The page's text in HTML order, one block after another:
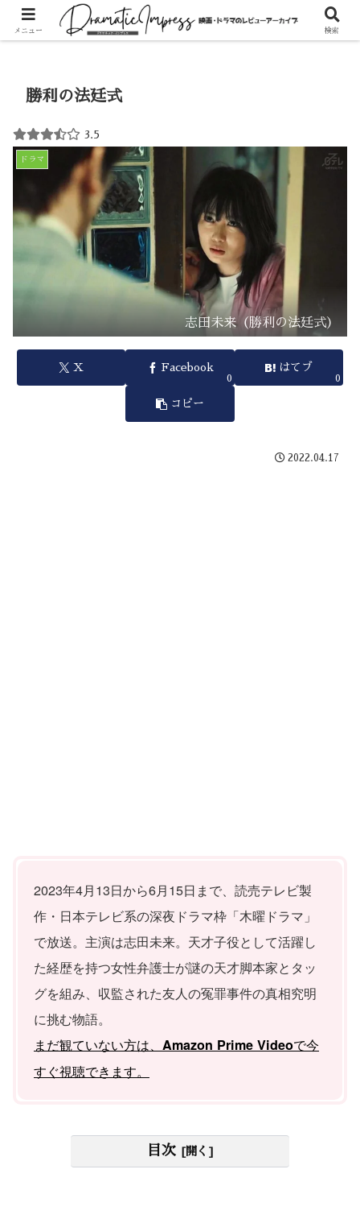
ドラマ
勝利の法廷式
3.5
ドラマ
志田未来（勝利の法廷式）
X Facebook
0
はてブ
0
コピー
2022.04.17
2023年4月13日から6月15日まで、読売テレビ製
作・日本テレビ系の深夜ドラマ枠「木曜ドラマ」
で放送。主演は志田未来。天才子役として活躍し
た経歴を持つ女性弁護士が謎の天才脚本家とタッ
グを組み、収監された友人の冤罪事件の真相究明
に挑む物語。
まだ観ていない方は、 Amazon Prime Videoで今
すぐ視聴できます。
目次
メニュー 検索